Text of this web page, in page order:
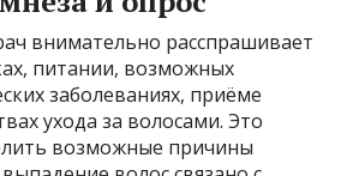
внимательно расспрашивает
питании, возможных
заболеваниях, приёме
ухода за волосами. Это
возможные причины